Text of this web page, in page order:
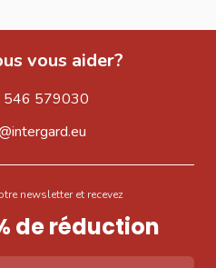
vous aider?
546 579030
newsletter et recevez
de réduction